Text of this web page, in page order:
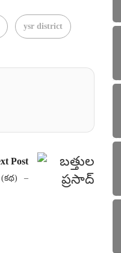
ysr district
Post
–